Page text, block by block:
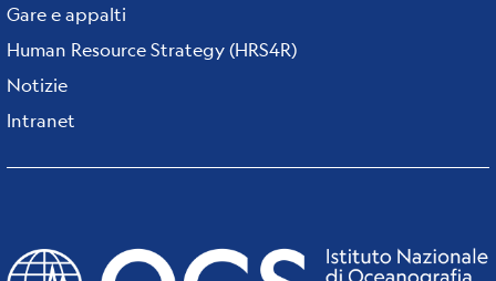
Gare e appalti
Human Resource Strategy (HRS4R)
Notizie
Intranet